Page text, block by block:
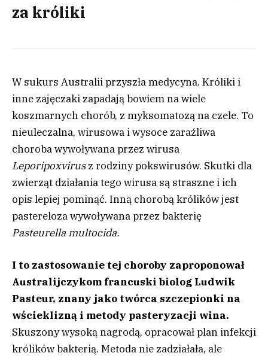
za króliki
W sukurs Australii przyszła medycyna. Króliki i
inne zajęczaki zapadają bowiem na wiele
koszmarnych chorób, z myksomatozą na czele. To
nieuleczalna, wirusowa i wysoce zaraźliwa
choroba wywoływana przez wirusa
Leporipoxvirusz rodziny pokswirusów. Skutki dla
zwierząt działania tego wirusa są straszne i ich
opis lepiej pominąć. Inną chorobą królików jest
pastereloza wywoływana przez bakterię
Pasteurella multocida.
I to zastosowanie tej choroby zaproponował
Australijczykom francuski biolog Ludwik
Pasteur, znany jako twórca szczepionki na
wścieklizną i metody pasteryzacji wina.
Skuszony wysoką nagrodą, opracował plan infekcji
królików bakterią. Metoda nie zadziałała, ale